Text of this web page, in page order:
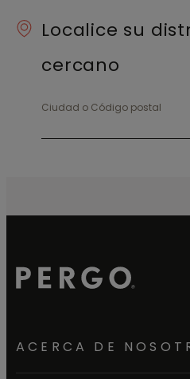
el subperfil.
Localice su
cercano
Ciudad o Código postal
ACERCA DE